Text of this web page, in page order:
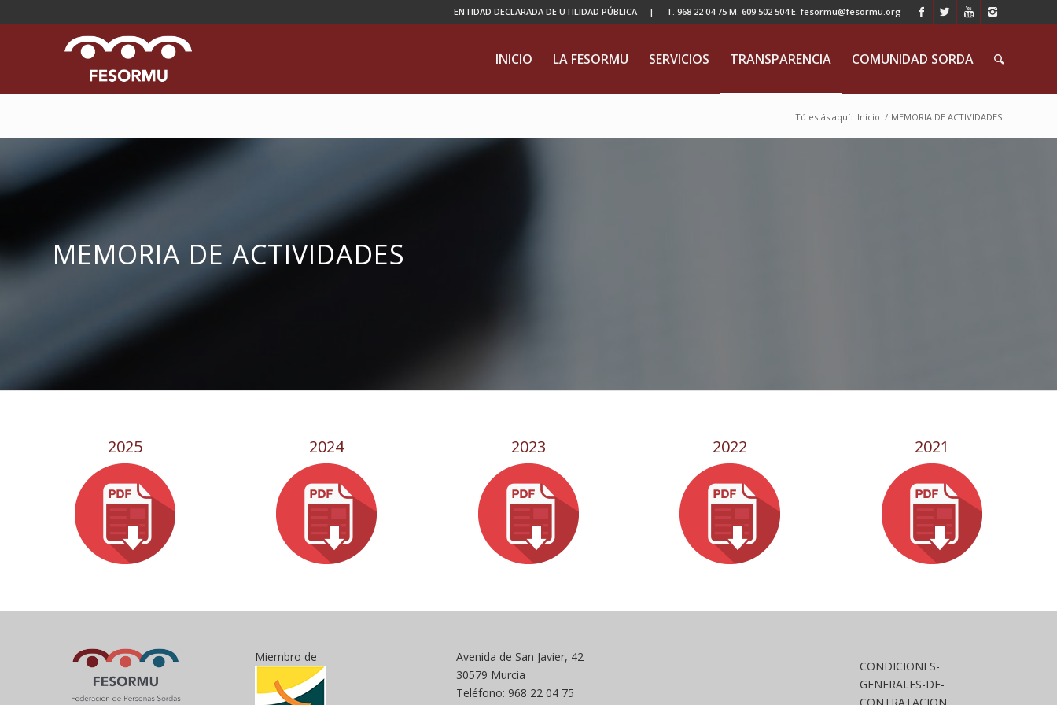
ENTIDAD DECLARADA DE UTILIDAD PÚBLICA | T. 968 22 04 75 M. 609 502 504 E. fesormu@fesormu.org
INICIO LA FESORMU SERVICIOS TRANSPARENCIA COMUNIDAD SORDA
Tú estás aquí: Inicio / MEMORIA DE ACTIVIDADES
MEMORIA DE ACTIVIDADES
2025 2024 2023 2022 2021
Miembro de
Avenida de San Javier, 42
30579 Murcia
Teléfono: 968 22 04 75
CONDICIONES-
GENERALES-DE-